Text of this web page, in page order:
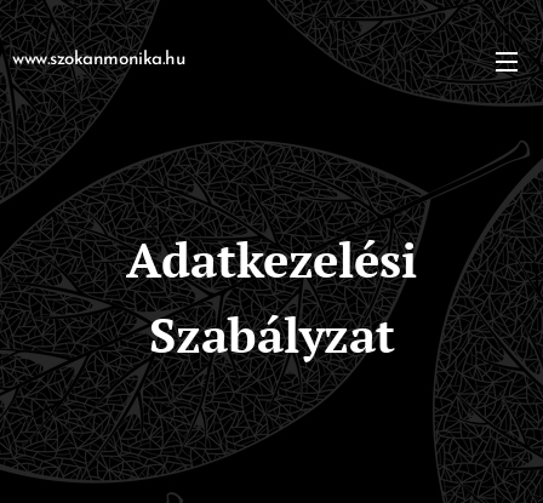
www.szokanmonika.hu
Adatkezelési
Szabályzat